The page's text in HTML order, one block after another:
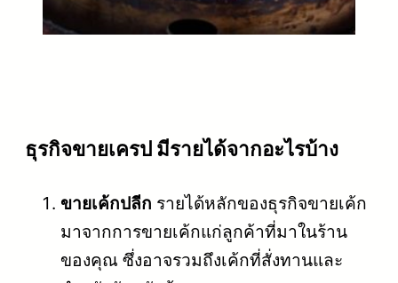
ธุรกิจขายเครป มีรายได้จากอะไรบ้าง
ขายเค้กปลีก รายได้หลักของธุรกิจขายเค้ก
มาจากการขายเค้กแก่ลูกค้าที่มาในร้าน
ของคุณ ซึ่งอาจรวมถึงเค้กที่สั่งทานและ